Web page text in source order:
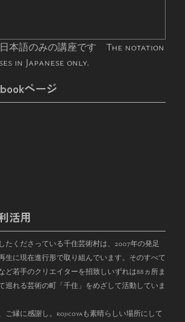
日本語のみの講座です The notation
in Japanese only.
ページ
活用
たくださっている千住芸術村は、 2007年の発足
生に現在進行形で取り組んでいます。そのすべて
ど若手のクリエイターを招致しいずれは88ヵ所ま
巡れる芸術の町「千住」をめざして活動していま
ご縁に感謝し。rojicoyaも素晴らしい場所にして